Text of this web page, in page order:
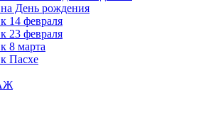
День рождения
14 февраля
23 февраля
8 марта
Пасхе